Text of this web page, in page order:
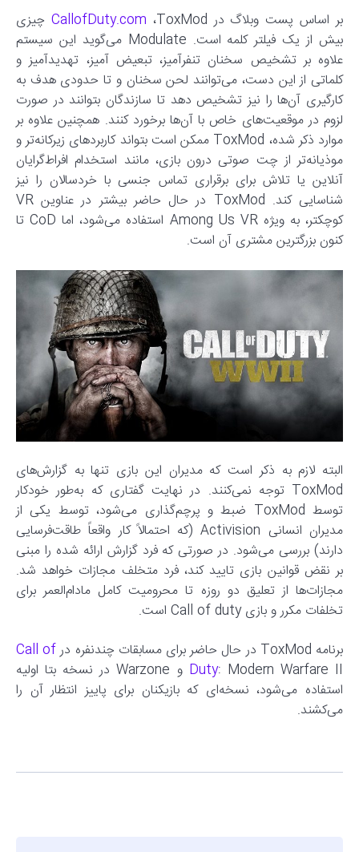
بر اساس پست وبلاگ در
CallofDuty.com ،ToxMod چیزی
بیش از یک فیلتر کلمه است. Modulate می‌گوید این سیستم
علاوه بر تشخیص سخنان تنفرآمیز، تبعیض آمیز، تهدیدآمیز و
کلماتی از این دست، می‌توانند لحن سخنان و تا حدودی هدف به
کارگیری آن‌ها را نیز تشخیص دهد تا سازندگان بتوانند در صورت
لزوم در موقعیت‌های خاص با آن‌ها برخورد کنند. همچنین علاوه بر
موارد ذکر شده، ToxMod ممکن است بتواند کاربردهای زیرکانه‌تر و
موذیانه‌تر از چت صوتی درون بازی، مانند استخدام افراط‌گرایان
آنلاین یا تلاش برای برقراری تماس جنسی با خردسالان را نیز
شناسایی کند. ToxMod در حال حاضر بیشتر در عناوین VR
کوچکتر، به ویژه Among Us VR استفاده می‌شود، اما CoD تا
کنون بزرگترین مشتری آن است.
البته لازم به ذکر است که مدیران این بازی تنها به گزارش‌های
ToxMod توجه نمی‌کنند. در نهایت گفتاری که به‌طور خودکار
توسط ToxMod ضبط و پرچم‌گذاری می‌شود، توسط یکی از
مدیران انسانی Activision (که احتمالاً کار واقعاً طاقت‌فرسایی
دارند) بررسی می‌شود. در صورتی که فرد گزارش ارائه شده را مبنی
بر نقض قوانین بازی تایید کند، فرد متخلف مجازات خواهد شد.
مجازات‌ها از تعلیق دو روزه تا محرومیت کامل مادام‌العمر برای
تخلفات مکرر و بازی Call of duty است.
برنامه ToxMod در حال حاضر برای مسابقات چندنفره در
Call of
Duty
: Modern Warfare II و Warzone در نسخه بتا اولیه
استفاده می‌شود، نسخه‌ای که بازیکنان برای پاییز انتظار آن را
می‌کشند.